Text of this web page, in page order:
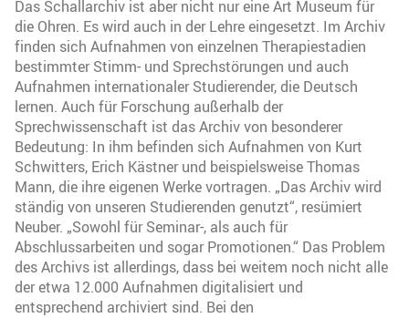
Das Schallarchiv ist aber nicht nur eine Art Museum für
die Ohren. Es wird auch in der Lehre eingesetzt. Im Archiv
finden sich Aufnahmen von einzelnen Therapiestadien
bestimmter Stimm- und Sprechstörungen und auch
Aufnahmen internationaler Studierender, die Deutsch
lernen. Auch für Forschung außerhalb der
Sprechwissenschaft ist das Archiv von besonderer
Bedeutung: In ihm befinden sich Aufnahmen von Kurt
Schwitters, Erich Kästner und beispielsweise Thomas
Mann, die ihre eigenen Werke vortragen. „Das Archiv wird
ständig von unseren Studierenden genutzt“, resümiert
Neuber. „Sowohl für Seminar-, als auch für
Abschlussarbeiten und sogar Promotionen.“ Das Problem
des Archivs ist allerdings, dass bei weitem noch nicht alle
der etwa 12.000 Aufnahmen digitalisiert und
entsprechend archiviert sind. Bei den